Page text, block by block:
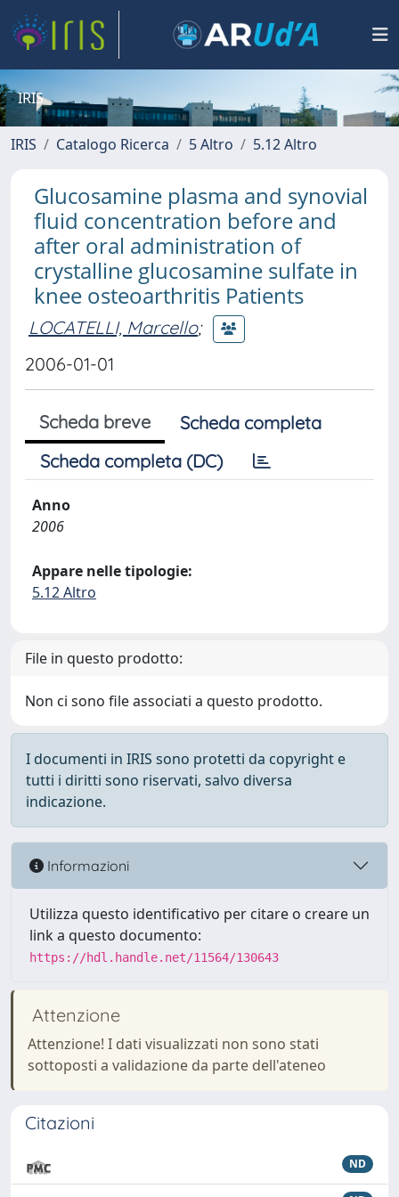
IRIS
IRIS Catalogo Ricerca 5 Altro 5.12 Altro
Glucosamine plasma and synovial
fluid concentration before and
after oral administration of
crystalline glucosamine sulfate in
knee osteoarthritis Patients
LOCATELLI, Marcello;
2006-01-01
Scheda breve
Scheda completa
Scheda completa (DC)
Anno
2006
Appare nelle tipologie:
5.12 Altro
File in questo prodotto:
Non ci sono file associati a questo prodotto.
I documenti in IRIS sono protetti da copyright e
tutti i diritti sono riservati, salvo diversa
indicazione.
Informazioni
Utilizza questo identificativo per citare o creare un
link a questo documento:
https://hdl.handle.net/11564/130643
Attenzione
Attenzione! I dati visualizzati non sono stati
sottoposti a validazione da parte dell'ateneo
Citazioni
ND